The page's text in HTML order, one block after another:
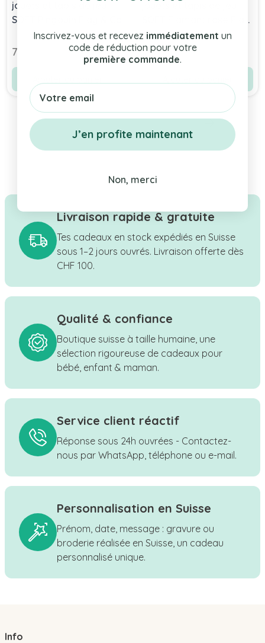
jouets et tapis de jeu
SOFT Pingouin Play & Go
79,90 chf
SOFT Flamant rose Play
& Go
79,90 chf
Livraison rapide & gratuite
Tes cadeaux en stock expédiés en Suisse
sous 1–2 jours ouvrés. Livraison offerte dès
CHF 100.
Qualité & confiance
Boutique suisse à taille humaine, une
sélection rigoureuse de cadeaux pour
bébé, enfant & maman.
Service client réactif
Réponse sous 24h ouvrées - Contactez-
nous par WhatsApp, téléphone ou e-mail.
Personnalisation en Suisse
Prénom, date, message : gravure ou
broderie réalisée en Suisse, un cadeau
personnalisé unique.
Info
Inscrivez-vous et recevez immédiatement un
code de réduction pour votre
première commande.
Email
J’en profite maintenant
Non, merci